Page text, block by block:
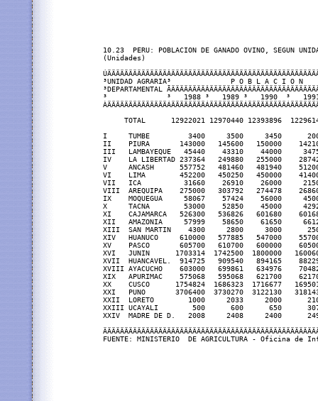
10.23  PERU: POBLACION DE GANADO OVINO, SEGUN
(Unidades)
³UNIDAD AGRARIA³              P O B L A C I
³DEPARTAMENTAL
³              ³   1988 ³   1989 ³   1990  ³
TOTAL      12922021 12970440 12393896
I     TUMBE         3400     3500     3450
II    PIURA       143000   145600   150000
III   LAMBAYEQUE   45440    43310    44000
IV    LA LIBERTAD 237364   249880   255000
V     ANCASH      557752   481460   481940
VI    LIMA        452200   450250   450000
VII   ICA          31660    26910    26000
VIII  AREQUIPA    275000   303792   274478
IX    MOQUEGUA     58067    57424    56000
X     TACNA        53000    52850    45000
XI    CAJAMARCA   526300   536826   601680
XII   AMAZONIA     57999    58650    61650
XIII  SAN MARTIN    4300     2800     3000
XIV   HUANUCO     610000   577885   547000
XV    PASCO       605700   610700   600000
XVI   JUNIN      1703314  1742500  1800000
XVII  HUANCAVEL.  914725   909540   894165
XVIII AYACUCHO    603000   699861   634976
XIX   APURIMAC    575068   595068   621700
XX    CUSCO      1754824  1686323  1716677
XXI   PUNO       3706400  3730270  3122130
XXII  LORETO        1000     2033     2000
XXIII UCAYALI        500      600      650
XXIV  MADRE DE D.   2008     2408     2400
FUENTE: MINISTERIO  DE AGRICULTURA - Oficina de